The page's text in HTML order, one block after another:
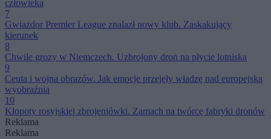
człowieka
7
Gwiazdor Premier League znalazł nowy klub. Zaskakujący
kierunek
8
Chwile grozy w Niemczech. Uzbrojony dron na płycie lotniska
9
Ceuta i wojna obrazów. Jak emocje przejęły władzę nad europejską
wyobraźnią
10
Kłopoty rosyjskiej zbrojeniówki. Zamach na twórcę fabryki dronów
Reklama
Reklama